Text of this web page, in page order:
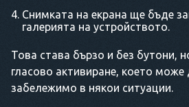
Снимката на екрана ще бъде
галерията на устройството.
Това става бързо и без бутони,
гласово активиране, което може
забележимо в някои ситуации.